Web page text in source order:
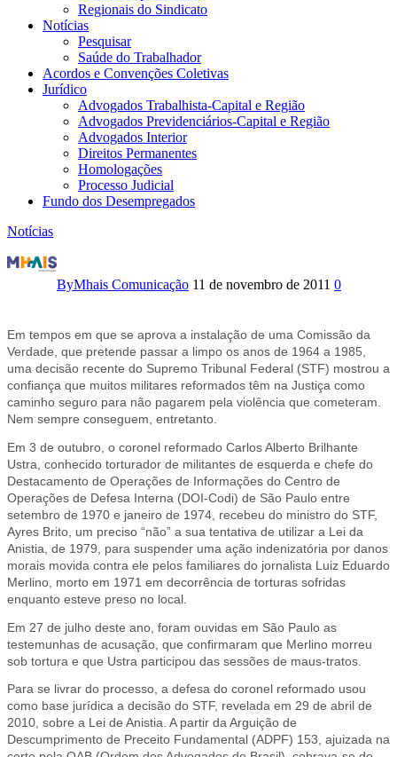
Regionais do Sindicato
Notícias
Pesquisar
Saúde do Trabalhador
Acordos e Convenções Coletivas
Jurídico
Advogados Trabalhista-Capital e Região
Advogados Previdenciários-Capital e Região
Advogados Interior
Direitos Permanentes
Homologações
Processo Judicial
Fundo dos Desempregados
Notícias
Torturador
sofre
revés
no
STF
ByMhais Comunicação 11 de novembro de 2011 0
Em tempos em que se aprova a instalação de uma Comissão da
Verdade, que pretende passar a limpo os anos de 1964 a 1985,
uma decisão recente do Supremo Tribunal Federal (STF) mostrou a
confiança que muitos militares reformados têm na Justiça como
caminho seguro para não pagarem pela violência que cometeram.
Nem sempre conseguem, entretanto.
Em 3 de outubro, o coronel reformado Carlos Alberto Brilhante
Ustra, conhecido torturador de militantes de esquerda e chefe do
Destacamento de Operações de Informações do Centro de
Operações de Defesa Interna (DOI-Codi) de São Paulo entre
setembro de 1970 e janeiro de 1974, recebeu do ministro do STF,
Ayres Brito, um preciso “não” a sua tentativa de utilizar a Lei da
Anistia, de 1979, para suspender uma ação indenizatória por danos
morais movida contra ele pelos familiares do jornalista Luiz Eduardo
Merlino, morto em 1971 em decorrência de torturas sofridas
enquanto esteve preso no local.
Em 27 de julho deste ano, foram ouvidas em São Paulo as
testemunhas de acusação, que confirmaram que Merlino morreu
sob tortura e que Ustra participou das sessões de maus-tratos.
Para se livrar do processo, a defesa do coronel reformado usou
como base jurídica a decisão do STF, revelada em 29 de abril de
2010, sobre a Lei de Anistia. A partir da Arguição de
Descumprimento de Preceito Fundamental (ADPF) 153, ajuizada na